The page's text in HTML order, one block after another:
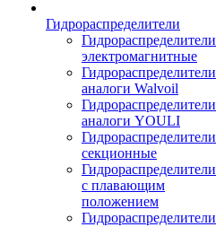
Гидрораспределители
Гидрораспределители
электромагнитные
Гидрораспределители
аналоги Walvoil
Гидрораспределители
аналоги YOULI
Гидрораспределители
секционные
Гидрораспределители
с плавающим
положением
Гидрораспределители